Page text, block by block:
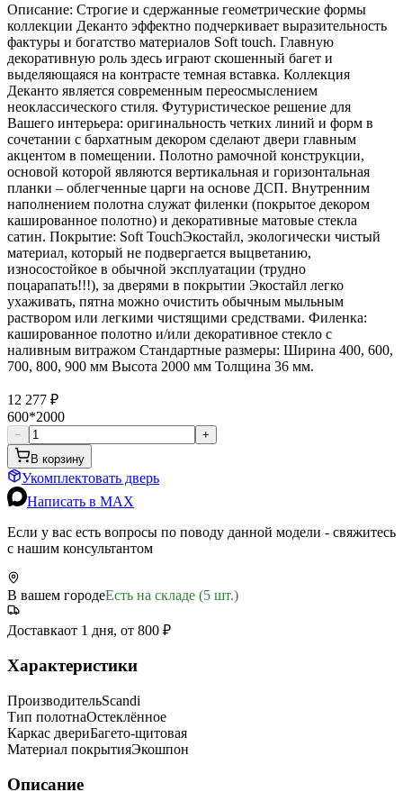
Описание: Строгие и сдержанные геометрические формы
коллекции Деканто эффектно подчеркивает выразительность
фактуры и богатство материалов Soft touch. Главную
декоративную роль здесь играют скошенный багет и
выделяющаяся на контрасте темная вставка. Коллекция
Деканто является современным переосмыслением
неоклассического стиля. Футуристическое решение для
Вашего интерьера: оригинальность четких линий и форм в
сочетании с бархатным декором сделают двери главным
акцентом в помещении. Полотно рамочной конструкции,
основой которой являются вертикальная и горизонтальная
планки – облегченные царги на основе ДСП. Внутренним
наполнением полотна служат филенки (покрытое декором
кашированное полотно) и декоративные матовые стекла
сатин. Покрытие: Soft TouchЭкостайл, экологически чистый
материал, который не подвергается выцветанию,
износостойкое в обычной эксплуатации (трудно
поцарапать!!!), за дверями в покрытии Экостайл легко
ухаживать, пятна можно очистить обычным мыльным
раствором или легкими чистящими средствами. Филенка:
кашированное полотно и/или декоративное стекло с
наливным витражом Стандартные размеры: Ширина 400, 600,
700, 800, 900 мм Высота 2000 мм Толщина 36 мм.
12 277 ₽
600*2000
−
+
В корзину
Укомплектовать дверь
Написать в MAX
Если у вас есть вопросы по поводу данной модели - свяжитесь
с нашим консультантом
В вашем городеЕсть на складе (5 шт.)
Доставкаот 1 дня, от 800 ₽
Характеристики
ПроизводительScandi
Тип полотнаОстеклённое
Каркас двериБагето-щитовая
Материал покрытияЭкошпон
Описание